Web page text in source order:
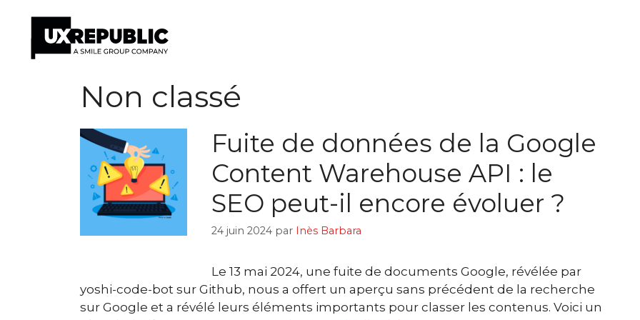
Non classé
Fuite de données de la Google
Content Warehouse API : le
SEO peut-il encore évoluer ?
24 juin 2024 par Inès Barbara
Le 13 mai 2024, une fuite de documents Google, révélée par
yoshi-code-bot sur Github, nous a offert un aperçu sans précédent de la recherche
sur Google et a révélé leurs éléments importants pour classer les contenus. Voici un